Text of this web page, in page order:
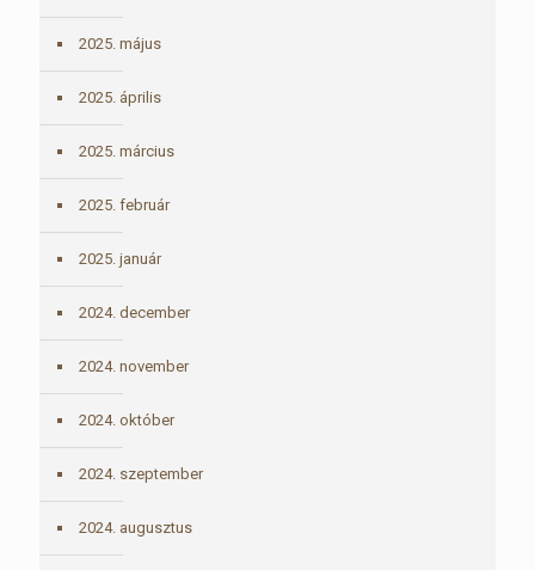
2025. május
2025. április
2025. március
2025. február
2025. január
2024. december
2024. november
2024. október
2024. szeptember
2024. augusztus